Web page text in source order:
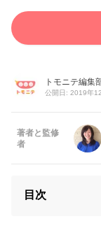
トモニテ編集
公開日: 2019年
著者と監修
者
目次